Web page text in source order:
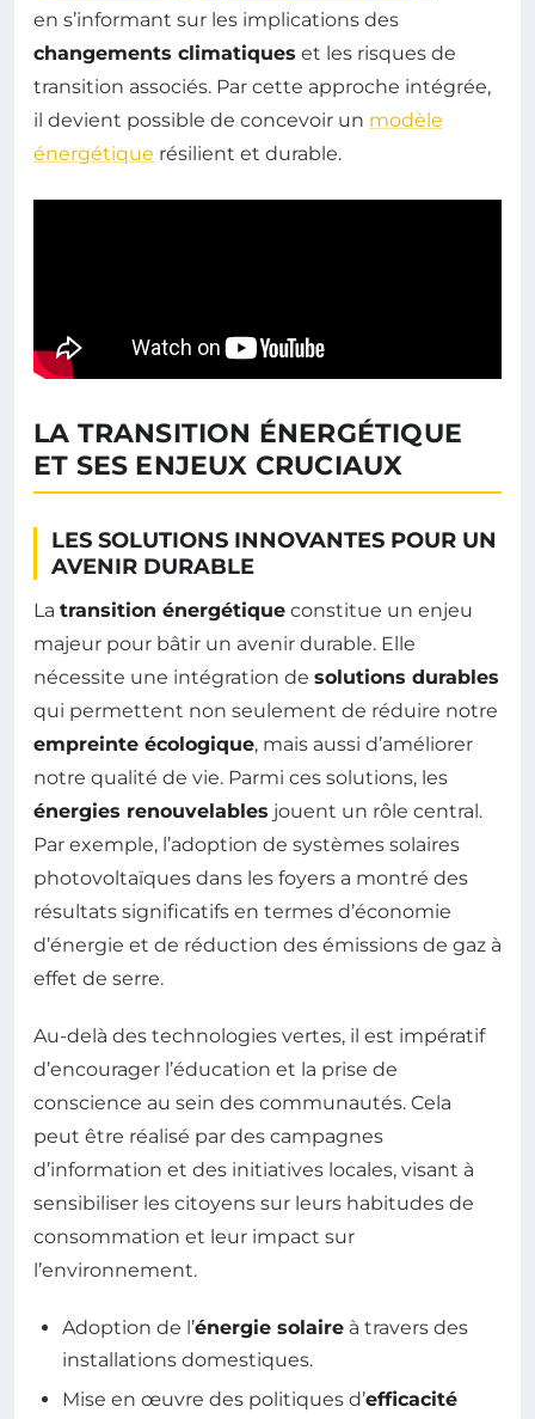
en s’informant sur les implications des
changements climatiques et les risques de
transition associés. Par cette approche intégrée,
il devient possible de concevoir un modèle
énergétique résilient et durable.
LA TRANSITION ÉNERGÉTIQUE
ET SES ENJEUX CRUCIAUX
LES SOLUTIONS INNOVANTES POUR UN
AVENIR DURABLE
La transition énergétique constitue un enjeu
majeur pour bâtir un avenir durable. Elle
nécessite une intégration de solutions durables
qui permettent non seulement de réduire notre
empreinte écologique, mais aussi d’améliorer
notre qualité de vie. Parmi ces solutions, les
énergies renouvelables jouent un rôle central.
Par exemple, l’adoption de systèmes solaires
photovoltaïques dans les foyers a montré des
résultats significatifs en termes d’économie
d’énergie et de réduction des émissions de gaz à
effet de serre.
Au-delà des technologies vertes, il est impératif
d’encourager l’éducation et la prise de
conscience au sein des communautés. Cela
peut être réalisé par des campagnes
d’information et des initiatives locales, visant à
sensibiliser les citoyens sur leurs habitudes de
consommation et leur impact sur
l’environnement.
Adoption de l’énergie solaire à travers des
installations domestiques.
Mise en œuvre des politiques d’efficacité